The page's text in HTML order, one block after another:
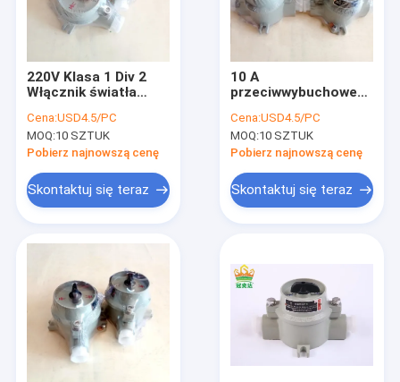
Filmy
O nas
220V Klasa 1 Div 2
Włącznik światła
Cena:USD4.5/PC
MOQ:10 SZTUK
Pobierz najnowszą cenę
Skontaktuj się teraz
10 A
przeciwwybuchowe
elektryczne do stref
zagrożonych
wybuchem IP65
Cena:USD4.5/PC
MOQ:10 SZTUK
Pobierz najnowszą cenę
Skontaktuj się teraz